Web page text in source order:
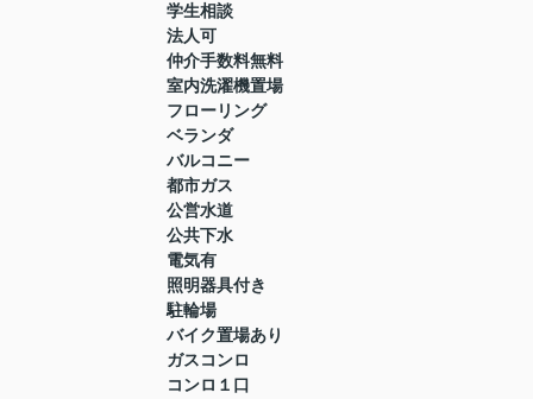
学生相談
法人可
仲介手数料無料
室内洗濯機置場
フローリング
ベランダ
バルコニー
都市ガス
公営水道
公共下水
電気有
照明器具付き
駐輪場
バイク置場あり
ガスコンロ
コンロ１口